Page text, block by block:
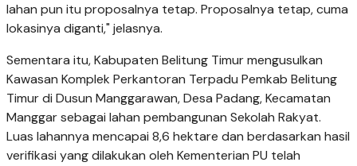
lahan pun itu proposalnya tetap. Proposalnya tetap, cuma
lokasinya diganti," jelasnya.
Sementara itu, Kabupaten Belitung Timur mengusulkan
Kawasan Komplek Perkantoran Terpadu Pemkab Belitung
Timur di Dusun Manggarawan, Desa Padang, Kecamatan
Manggar sebagai lahan pembangunan Sekolah Rakyat.
Luas lahannya mencapai 8,6 hektare dan berdasarkan hasil
verifikasi yang dilakukan oleh Kementerian PU telah